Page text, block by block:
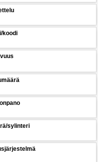
koodi
sylinteri